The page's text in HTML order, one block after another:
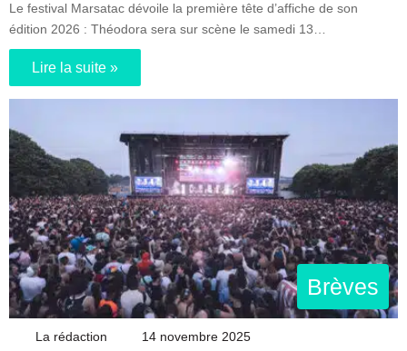
Le festival Marsatac dévoile la première tête d’affiche de son
édition 2026 : Théodora sera sur scène le samedi 13…
Lire la suite »
Brèves
La rédaction 14 novembre 2025